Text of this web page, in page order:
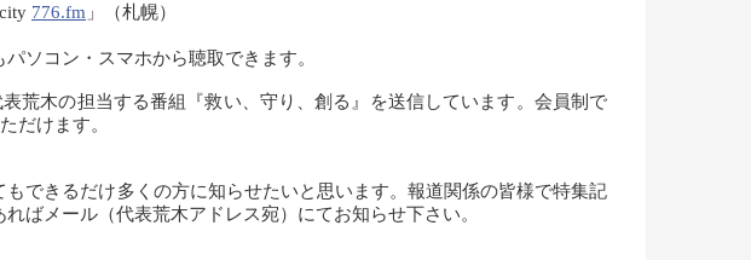
776.fm 」（札幌）
ソコン・スマホから聴取できます。
荒木の担当する番組『救い、守り、創る』を送信しています。会員制で
だけます。
できるだけ多くの方に知らせたいと思います。報道関係の皆様で特集記
ばメール（代表荒木アドレス宛）にてお知らせ下さい。